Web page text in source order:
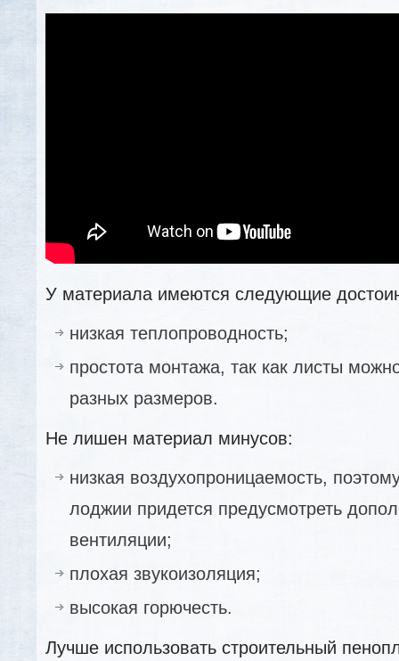
У материала имеются следующие
низкая теплопроводность;
простота монтажа, так как листы
разных размеров.
Не лишен материал минусов:
низкая воздухопроницаемость,
лоджии придется предусмотреть
вентиляции;
плохая звукоизоляция;
высокая горючесть.
Лучше использовать строительный